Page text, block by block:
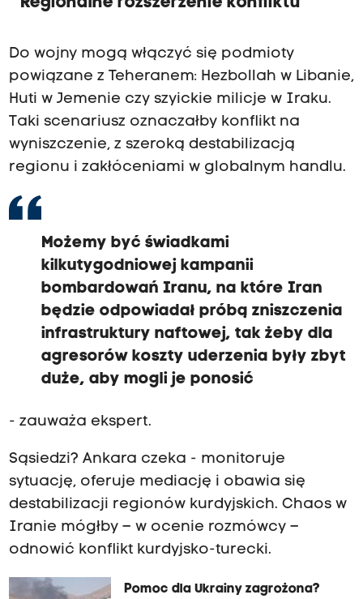
Do wojny mogą włączyć się podmioty
powiązane z Teheranem: Hezbollah w Libanie,
Huti w Jemenie czy szyickie milicje w Iraku.
Taki scenariusz oznaczałby konflikt na
wyniszczenie, z szeroką destabilizacją
regionu i zakłóceniami w globalnym handlu.
Możemy być świadkami
kilkutygodniowej kampanii
bombardowań Iranu, na które Iran
będzie odpowiadał próbą zniszczenia
infrastruktury naftowej, tak żeby dla
agresorów koszty uderzenia były zbyt
duże, aby mogli je ponosić
- zauważa ekspert.
Sąsiedzi? Ankara czeka - monitoruje
sytuację, oferuje mediację i obawia się
destabilizacji regionów kurdyjskich. Chaos w
Iranie mógłby – w ocenie rozmówcy –
odnowić konflikt kurdyjsko-turecki.
Pomoc dla Ukrainy zagrożona?